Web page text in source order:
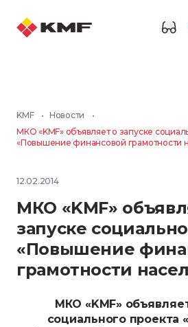
KMF • Новости
•
МКО «KMF» объявляет о запуске
«Повышение финансовой грамотности
12.02.2014
МКО «KMF»
запуске
«Повышение
грамотности
МКО «KMF»
социального проекта